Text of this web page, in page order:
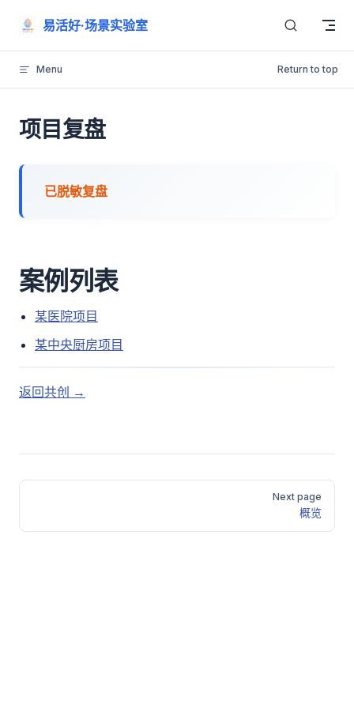
Skip to content
易活好·场景实验室
Menu Return to top
项目复盘
已脱敏复盘
案例列表
某医院项目
某中央厨房项目
返回共创 →
Pager
Next page
概览